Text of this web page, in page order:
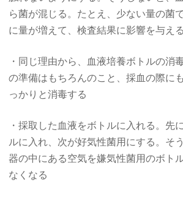
ら菌が混じる。たとえ、少ない量の菌
に量が増えて、検査結果に影響を与える
・同じ理由から、血液培養ボトルの消
の準備はもちろんのこと、採血の際に
っかりと消毒する
・採取した血液をボトルに入れる。先
ルに入れ、次が好気性菌用にする。そ
器の中にある空気を嫌気性菌用のボト
なくなる